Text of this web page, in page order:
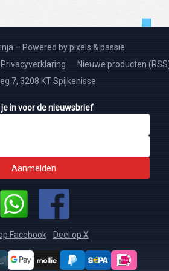
– Powered by pixels & passie
Privacyverklaring
Nieuwe producten
7, 3208 KT Spijkenisse
in voor de nieuwsbrief
Aanmelden
Facebook Deel op X